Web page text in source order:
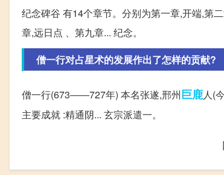
纪念碑谷 有14个章节。分别为第一章,开端,第
章,远日点 、第九章... 纪念。
僧一行对占星术的发展作出了怎样的贡献?
僧一行(673――727年) 本名张遂,邢州巨鹿人(
主要成就 :精通阴... 玄宗派遣一。